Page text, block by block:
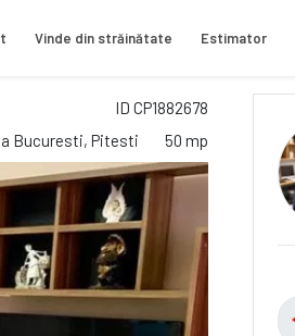
Vinde din străinătate Estimator
ID CP1882678
Bucuresti, Pitesti 50 mp